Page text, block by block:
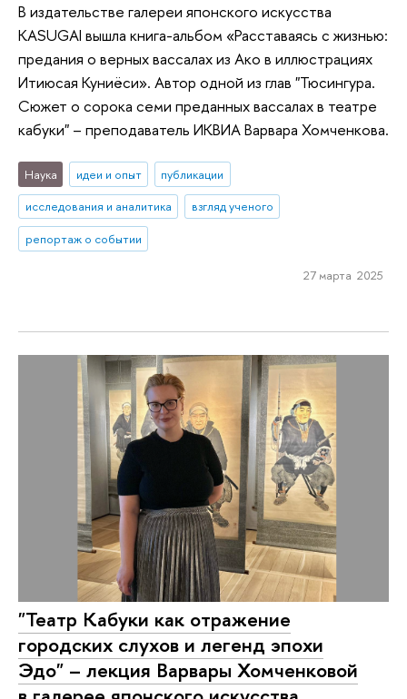
В издательстве галереи японского искусства
KASUGAI вышла книга-альбом «Расставаясь с жизнью:
предания о верных вассалах из Ако в иллюстрациях
Итиюсая Куниёси». Автор одной из глав "Тюсингура.
Сюжет о сорока семи преданных вассалах в театре
кабуки" – преподаватель ИКВИА Варвара Хомченкова.
Наука идеи и опыт
публикации
исследования и аналитика
взгляд ученого
репортаж о событии
27 марта 2025
"Театр Кабуки как отражение
городских слухов и легенд эпохи
Эдо" – лекция Варвары Хомченковой